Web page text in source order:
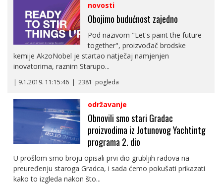
novosti
Obojimo budućnost zajedno
Pod nazivom "Let's paint the future
together", proizvođač brodske
kemije AkzoNobel je startao natječaj namjenjen
inovatorima, raznim Starupo...
| 9.1.2019. 11:15:46 | 2381 pogleda
održavanje
Obnovili smo stari Gradac
proizvodima iz Jotunovog Yachtintg
programa 2. dio
U prošlom smo broju opisali prvi dio grubljih radova na
preuređenju staroga Gradca, i sada ćemo pokušati prikazati
kako to izgleda nakon što...